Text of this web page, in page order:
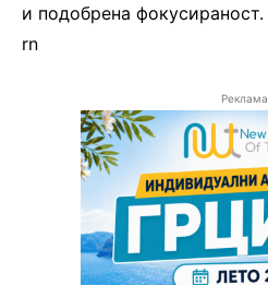
и подобрена фокусираност.
rn
Реклама